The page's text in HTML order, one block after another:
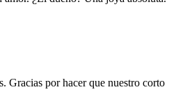
Gracias por hacer que nuestro corto